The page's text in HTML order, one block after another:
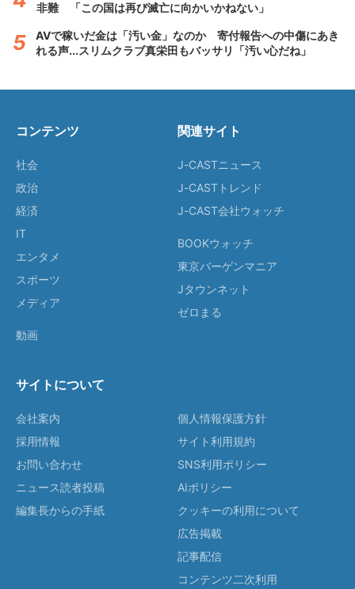
非難 「この国は再び滅亡に向かいかねない」
AVで稼いだ金は「汚い金」なのか 寄付報告への中傷にあき
れる声...スリムクラブ真栄田もバッサリ「汚い心だね」
コンテンツ
社会
政治
経済
IT
エンタメ
スポーツ
メディア
動画
関連サイト
J-CASTニュース
J-CASTトレンド
J-CAST会社ウォッチ
BOOKウォッチ
東京バーゲンマニア
Jタウンネット
ゼロまる
サイトについて
会社案内
採用情報
お問い合わせ
ニュース読者投稿
編集長からの手紙
個人情報保護方針
サイト利用規約
SNS利用ポリシー
AIポリシー
クッキーの利用について
広告掲載
記事配信
コンテンツ二次利用